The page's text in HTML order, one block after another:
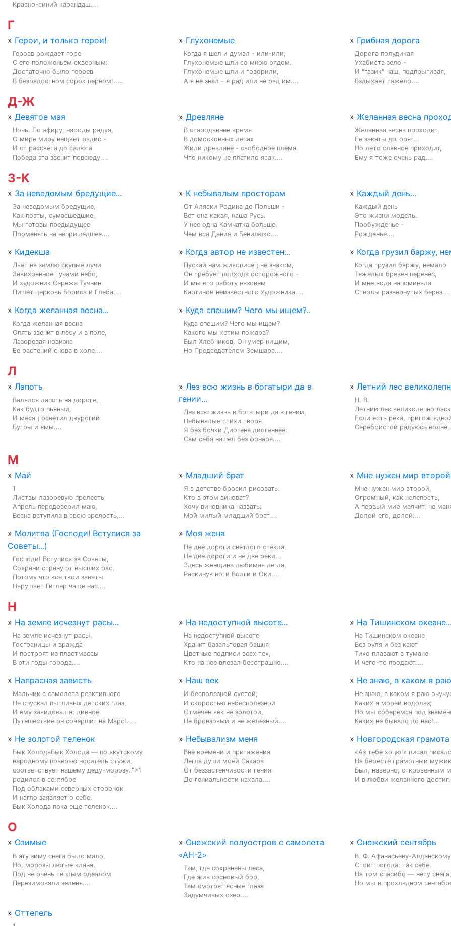
Красно-синий карандаш....
Г
» Герои, и только герои!
Героев рождает горе
С его положеньем скверным:
Достаточно было героев
В безрадостном сорок первом!.....
» Глухонемые
Когда я шел и думал - или-или,
Глухонемые шли со мною рядом.
Глухонемые шли и говорили,
А я не знал - я рад или не рад им....
» Грибная дорога
Дорога полудикая
Ухабиста зело -
И "газик" наш, подпрыгивая,
Вздыхает тяжело....
Д-Ж
» Девятое мая
Ночь. По эфиру, народы радуя,
О мире миру вещает радио -
И от рассвета до салюта
Победа эта звенит повсюду....
» Древляне
В стародавнее время
В домосковных лесах
Жили древляне - свободное племя,
Что никому не платило ясак....
» Желанная весна
Желанная весна проходит,
Ее закаты догорят...
Но лето славное приходит,
Ему я тоже очень рад....
З-К
» За неведомым бредущие...
За неведомым бредущие,
Как поэты, сумасшедшие,
Мы готовы предыдущее
Променять на непришедшее....
» К небывалым просторам
От Аляски Родина до Польши -
Вот она какая, наша Русь.
У нее одна Камчатка больше,
Чем вся Дания и Бенилюкс....
» Каждый день...
Каждый день
Это жизни модель.
Пробужденье -
Рожденье....
» Кидекша
Льет на землю скупые лучи
Завихренное тучами небо,
И художник Сережа Тучнин
Пишет церковь Бориса и Глеба....
» Когда автор не известен...
Пускай нам живописец не знаком,
Он требует подхода осторожного -
И мы его работу назовем
Картиной неизвестного художника....
» Когда грузил баржу,
Когда грузил баржу, немало
Тяжелых бревен перенес,
И мне вода напоминала
Стволы развернутых берез....
» Когда желанная весна...
Когда желанная весна
Опять звенит в лесу и в поле,
Лазоревая новизна
Ее растений снова в холе....
» Куда спешим? Чего мы ищем?..
Куда спешим? Чего мы ищем?
Какого мы хотим пожара?
Был Хлебников. Он умер нищим,
Но Председателем Земшара....
Л
» Лапоть
Валялся лапоть на дороге,
Как будто пьяный,
И месяц осветил двурогий
Бугры и ямы....
» Лез всю жизнь в богатыри да в
гении...
Лез всю жизнь в богатыри да в гении,
Небывалые стихи творя.
Я без бочки Диогена диогеннее:
Сам себя нашел без фонаря....
» Летний лес
Н. В.
Летний лес великолепно
Если есть река, пригож
Серебристой радуюсь
М
» Май
1
Листвы лазоревую прелесть
Апрель передоверил маю,
Весна вступила в свою зрелость,...
» Младший брат
Я в детстве бросил рисовать.
Кто в этом виноват?
Хочу виновника назвать:
Мой милый младший брат....
» Мне нужен мир
Мне нужен мир второй,
Огромный, как нелепость,
А первый мир маячит, не
Долой его, долой:...
» Молитва (Господи! Вступися за
Советы...)
Господи! Вступися за Советы,
Сохрани страну от высших рас,
Потому что все твои заветы
Нарушает Гитлер чаще нас....
» Моя жена
Не две дороги светлого стекла,
Не две дороги и не две реки...
Здесь женщина любимая легла,
Раскинув ноги Волги и Оки....
Н
» На земле исчезнут расы...
На земле исчезнут расы,
Госграницы и вражда
И построят из пластмассы
В эти годы города....
» На недоступной высоте...
На недоступной высоте
Хранит базальтовая башня
Цветные подписи всех тех,
Кто на нее влезал бесстрашно....
» На Тишинском
На Тишинском океане
Без руля и без кают
Тихо плавают в тумане
И чего-то продают....
» Напрасная зависть
Мальчик с самолета реактивного
Не спускал пытливых детских глаз,
И ему завидовал я: дивное
Путешествие он совершит на Марс!.....
» Наш век
И бесполезной суетой,
И скоростью небесполезной
Отмечен век не золотой,
Не бронзовый и не железный....
» Не знаю, в каком я
Не знаю, в каком я раю
Каких я морей водолаз;
Но мы соберемся под
Каких не бывало до нас!...
» Не золотой теленок
Бык ХолодаБык Холода — по якутскому
народному поверью носитель стужи,
соответствует нашему деду-морозу.'">1
родился в сентябре
Под облаками северных сторонок
И нагло заявляет о себе.
Бык Холода пока еще теленок....
» Небывализм меня
Вне времени и притяжения
Легла души моей Сахара
От беззастенчивости гения
До гениальности нахала....
» Новгородская грамота
«Аз тебе хоцю!» писал
На бересте грамотный
Был, наверно, откровенным
И в любви желанного
О
» Озимые
В эту зиму снега было мало,
Но, морозы лютые кляня,
Под не очень теплым одеялом
Перезимовали зеленя....
» Онежский полуостров с самолета
«АН-2»
Там, где сохранены леса,
Где жив сосновый бор,
Там смотрят ясные глаза
Задумчивых озер....
» Онежский сентябрь
В. Ф. Афанасьеву-Алданскому
Стоит погода: так себе,
На том спасибо — нету снега,
Но мы в прохладном
» Оттепель